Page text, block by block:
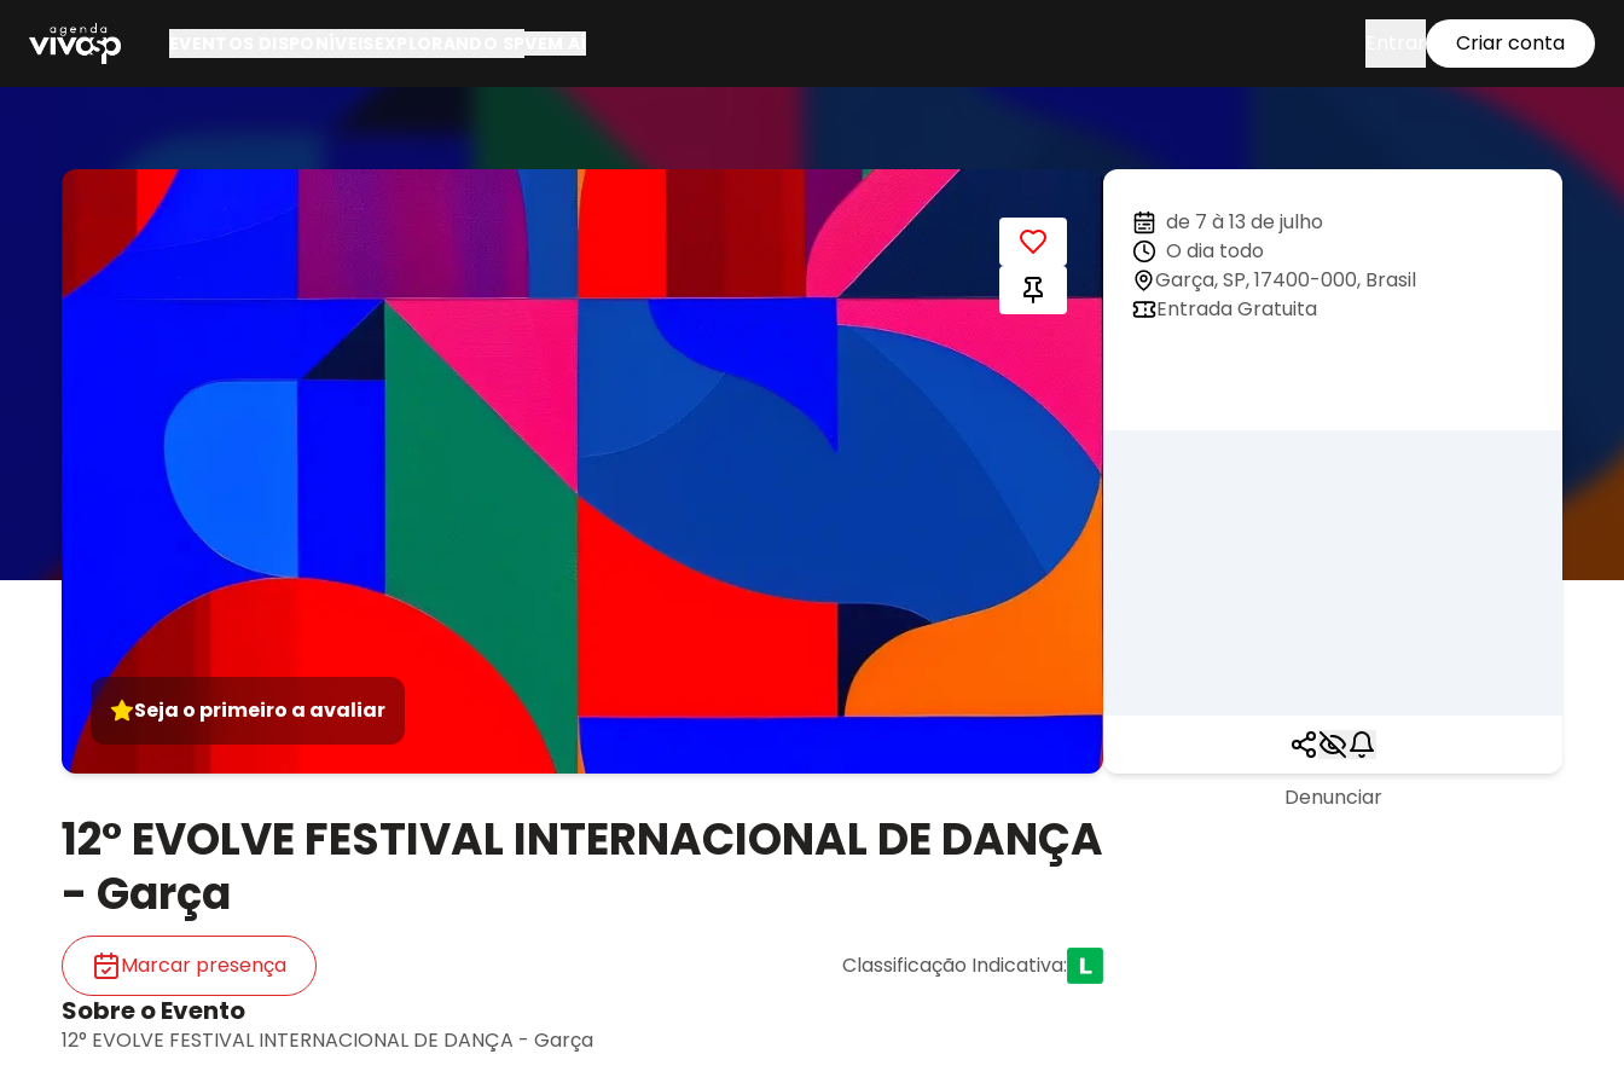
Criar conta
Seja o primeiro a avaliar
12° EVOLVE FESTIVAL INTERNACIONAL DE DANÇA
- Garça
Marcar presença Classificação Indicativa:
Sobre o Evento
12° EVOLVE FESTIVAL INTERNACIONAL DE DANÇA - Garça
de 7 à 13 de julho
O dia todo
Garça, SP, 17400-000, Brasil
Entrada Gratuita
Denunciar